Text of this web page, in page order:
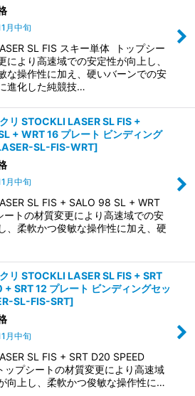
月中旬
SL FIS スキー単体 トップシー
により高速域での安定性が向上し、
な操作性に加え、硬いバーンでの安
進化した純競技…
リ STOCKLI LASER SL FIS +
+ WRT 16 プレート ビンディング
SL-FIS-WRT]
月中旬
SL FIS + SALO 98 SL + WRT
トの材質変更により高速域での安
、柔軟かつ俊敏な操作性に加え、硬
リ STOCKLI LASER SL FIS + SRT
+ SRT 12 プレート ビンディングセッ
SL-FIS-SRT]
月中旬
SL FIS + SRT D20 SPEED
ップシートの材質変更により高速域
向上し、柔軟かつ俊敏な操作性に…